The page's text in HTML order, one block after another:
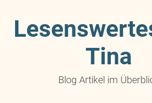
Tina
Blog Artikel im